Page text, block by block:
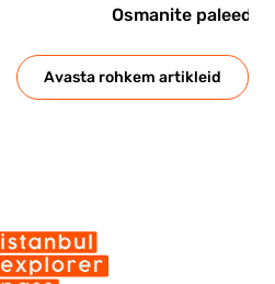
Avasta rohkem artikleid
Osmanite paleed